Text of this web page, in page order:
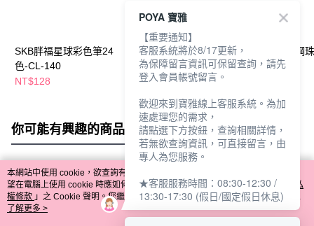
SKB胖福星球彩色筆24
色-CL-140
NT$128
SKB 莫蘭迪色鋼珠筆7
入-G1203
NT$67
SKB復古按動鋼
G-1202-6色組
你可能有興趣的商品 全站排行
熱門標籤
本網站中使用 cookie，欲查詢有關本網站使用 cookie 方式之詳情，及若您不希
望在電腦上使用 cookie 時應如何變更電腦的 cookie 設定，請參閱本網站「
隱私
權條款 」之 Cookie 聲明。您繼續使用本網站即表示您同意本公司得按本網站使
用條款之 Cookie 聲明使用 cookie。
了解更多 >
POYA 寶雅
【重要通知】
客服系統將於8/17更新，
為保障留言資訊可保留查詢，請先
登入會員帳號留言。
歡迎來到寶雅線上客服系統。為加
速處理您的需求，
請點選下方按鈕，查詢相關詳情，
若無欲查詢資訊，可直接留言，由
專人為您服務。
★客服服務時間：08:30-12:30 /
13:30-17:30 (假日/國定假日休息)